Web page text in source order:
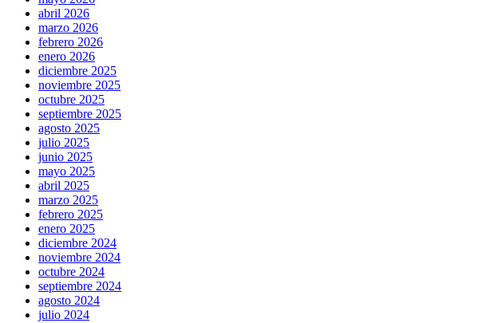
abril 2026
marzo 2026
febrero 2026
enero 2026
diciembre 2025
noviembre 2025
octubre 2025
septiembre 2025
agosto 2025
julio 2025
junio 2025
mayo 2025
abril 2025
marzo 2025
febrero 2025
enero 2025
diciembre 2024
noviembre 2024
octubre 2024
septiembre 2024
agosto 2024
julio 2024